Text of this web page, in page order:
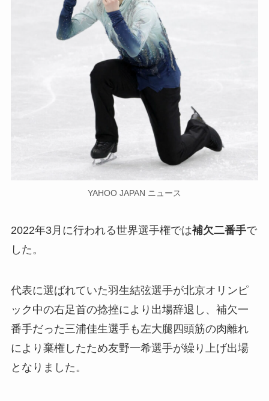
YAHOO JAPAN ニュース
2022年3月に行われる世界選手権では補欠二番手で
した。
代表に選ばれていた羽生結弦選手が北京オリンピ
ック中の右足首の捻挫により出場辞退し、補欠一
番手だった三浦佳生選手も左大腿四頭筋の肉離れ
により棄権したため友野一希選手が繰り上げ出場
となりました。